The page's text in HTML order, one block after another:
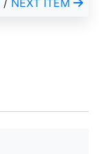
/ NEXT ITEM